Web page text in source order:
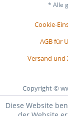
* Alle
Cookie-
AGB für
Versand und
Copyright ©
Diese Website